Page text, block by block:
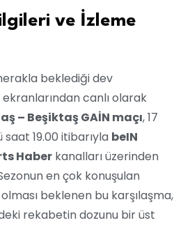
ve İzleme
beklediği dev
canlı olarak
– Beşiktaş GAİN maçı, 17
19.00 itibarıyla beIN
Haber kanalları üzerinden
en çok konuşulan
beklenen bu karşılaşma,
rekabetin dozunu bir üst